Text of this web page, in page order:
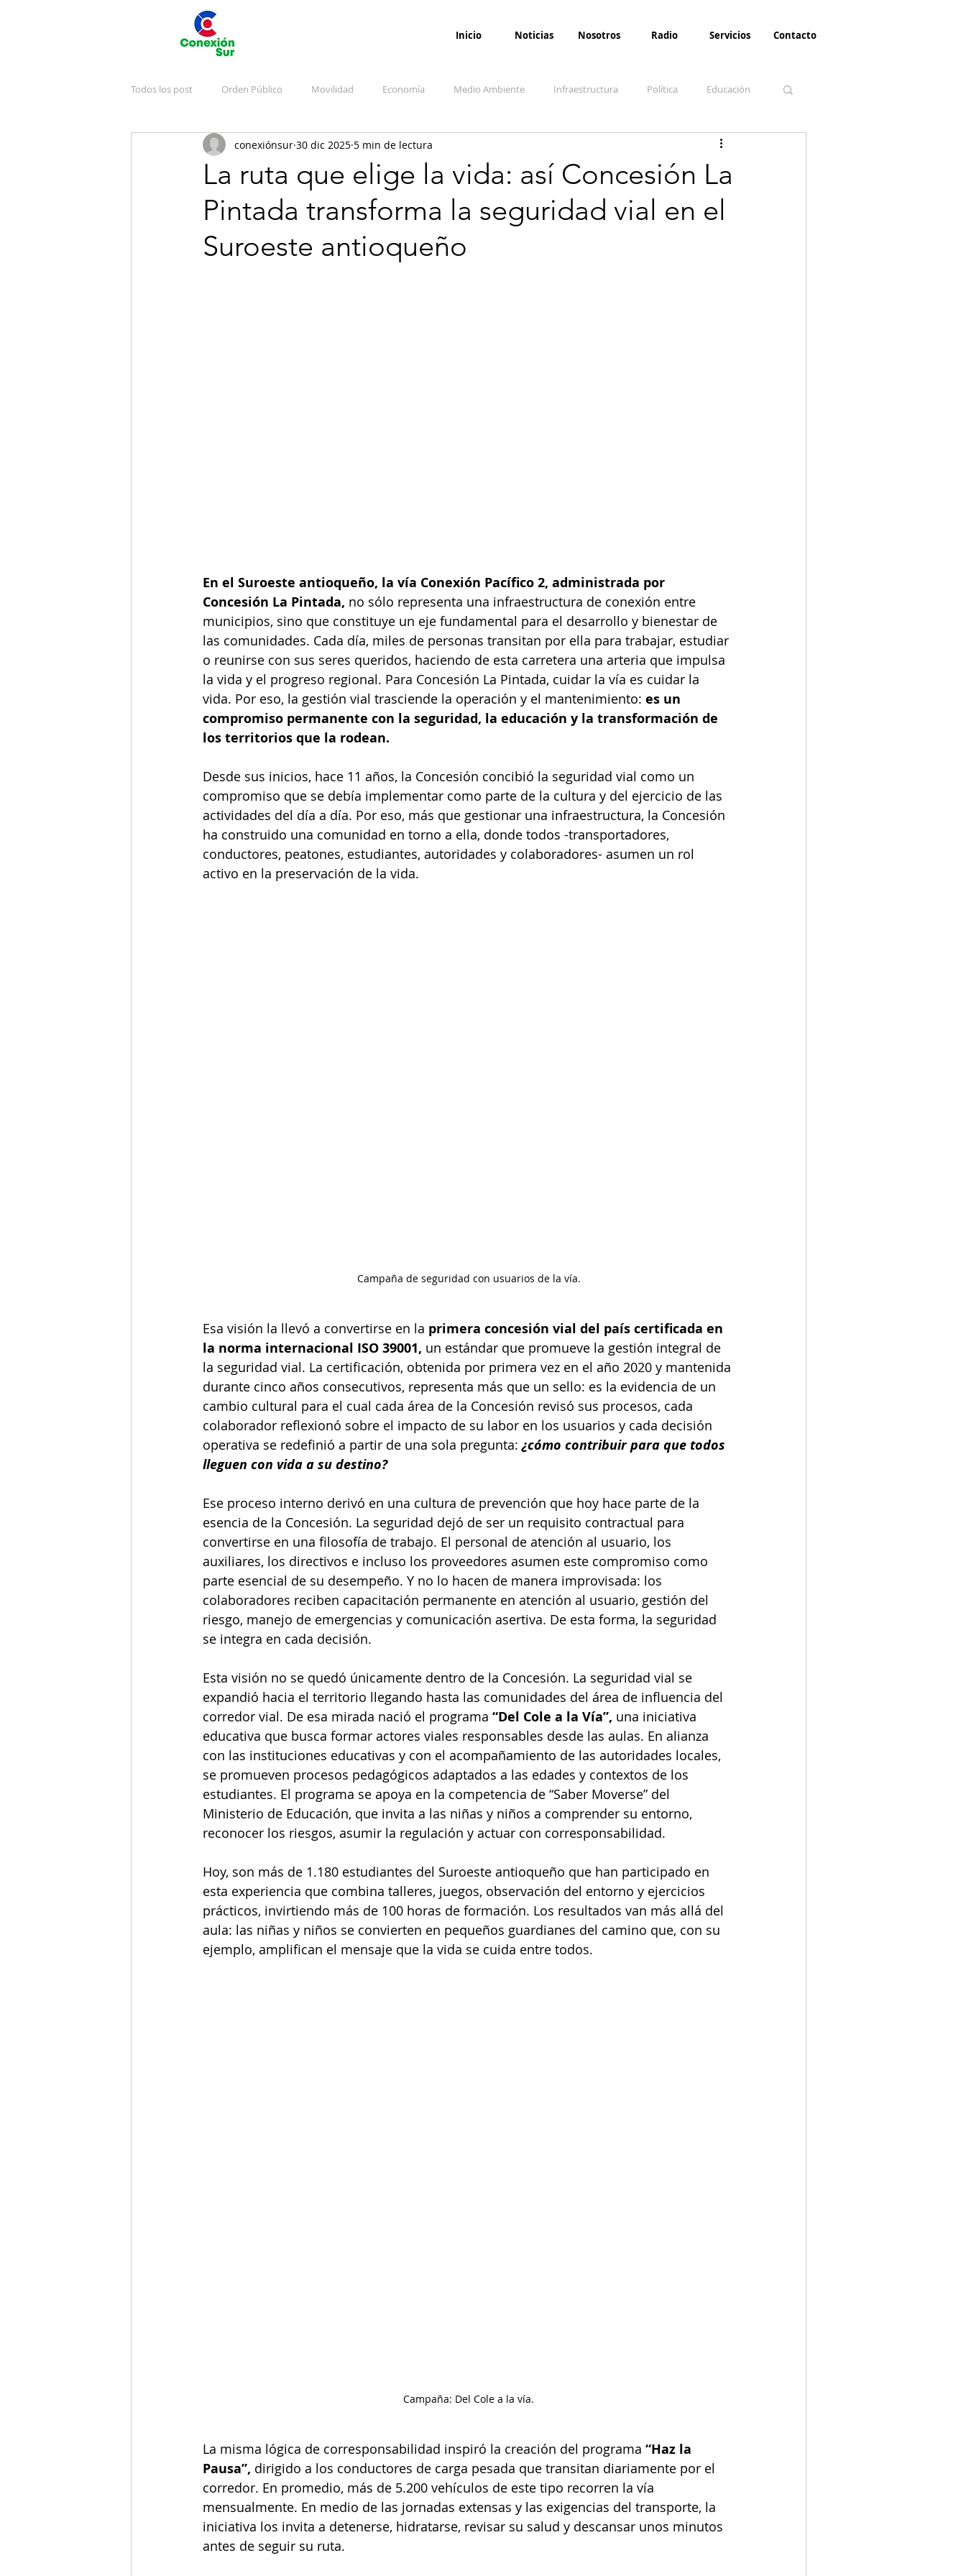
Inicio Noticias Nosotros Radio Servicios Contacto
Todos los post Orden Público Movilidad Economía Medio Ambiente Infraestructura Política Educación
Arte y Cultura Judicial Salud Opinión Paz
Emergencias Publicidad Vida y sociedad Denuncia Ciudadana Conflicto armado interno Turismo
La ruta que elige la vida: así Concesión La
Pintada transforma la seguridad vial en el
Suroeste antioqueño
conexiónsur 30 dic 2025 5 min de lectura
En el Suroeste antioqueño, la vía Conexión Pacífico 2, administrada por
Concesión La Pintada, no sólo representa una infraestructura de conexión entre
municipios, sino que constituye un eje fundamental para el desarrollo y bienestar de
las comunidades. Cada día, miles de personas transitan por ella para trabajar, estudiar
o reunirse con sus seres queridos, haciendo de esta carretera una arteria que impulsa
la vida y el progreso regional. Para Concesión La Pintada, cuidar la vía es cuidar la
vida. Por eso, la gestión vial trasciende la operación y el mantenimiento: es un
compromiso permanente con la seguridad, la educación y la transformación de
los territorios que la rodean.
Desde sus inicios, hace 11 años, la Concesión concibió la seguridad vial como un
compromiso que se debía implementar como parte de la cultura y del ejercicio de las
actividades del día a día. Por eso, más que gestionar una infraestructura, la Concesión
ha construido una comunidad en torno a ella, donde todos -transportadores,
conductores, peatones, estudiantes, autoridades y colaboradores- asumen un rol
activo en la preservación de la vida.
Campaña de seguridad con usuarios de la vía.
Esa visión la llevó a convertirse en la primera concesión vial del país certificada en
la norma internacional ISO 39001, un estándar que promueve la gestión integral de
la seguridad vial. La certificación, obtenida por primera vez en el año 2020 y mantenida
durante cinco años consecutivos, representa más que un sello: es la evidencia de un
cambio cultural para el cual cada área de la Concesión revisó sus procesos, cada
colaborador reflexionó sobre el impacto de su labor en los usuarios y cada decisión
operativa se redefinió a partir de una sola pregunta: ¿cómo contribuir para que todos
lleguen con vida a su destino?
Ese proceso interno derivó en una cultura de prevención que hoy hace parte de la
esencia de la Concesión. La seguridad dejó de ser un requisito contractual para
convertirse en una filosofía de trabajo. El personal de atención al usuario, los
auxiliares, los directivos e incluso los proveedores asumen este compromiso como
parte esencial de su desempeño. Y no lo hacen de manera improvisada: los
colaboradores reciben capacitación permanente en atención al usuario, gestión del
riesgo, manejo de emergencias y comunicación asertiva. De esta forma, la seguridad
se integra en cada decisión.
Esta visión no se quedó únicamente dentro de la Concesión. La seguridad vial se
expandió hacia el territorio llegando hasta las comunidades del área de influencia del
corredor vial. De esa mirada nació el programa “Del Cole a la Vía”, una iniciativa
educativa que busca formar actores viales responsables desde las aulas. En alianza
con las instituciones educativas y con el acompañamiento de las autoridades locales,
se promueven procesos pedagógicos adaptados a las edades y contextos de los
estudiantes. El programa se apoya en la competencia de “Saber Moverse” del
Ministerio de Educación, que invita a las niñas y niños a comprender su entorno,
reconocer los riesgos, asumir la regulación y actuar con corresponsabilidad.
Hoy, son más de 1.180 estudiantes del Suroeste antioqueño que han participado en
esta experiencia que combina talleres, juegos, observación del entorno y ejercicios
prácticos, invirtiendo más de 100 horas de formación. Los resultados van más allá del
aula: las niñas y niños se convierten en pequeños guardianes del camino que, con su
ejemplo, amplifican el mensaje que la vida se cuida entre todos.
Campaña: Del Cole a la vía.
La misma lógica de corresponsabilidad inspiró la creación del programa “Haz la
Pausa”, dirigido a los conductores de carga pesada que transitan diariamente por el
corredor. En promedio, más de 5.200 vehículos de este tipo recorren la vía
mensualmente. En medio de las jornadas extensas y las exigencias del transporte, la
iniciativa los invita a detenerse, hidratarse, revisar su salud y descansar unos minutos
antes de seguir su ruta.